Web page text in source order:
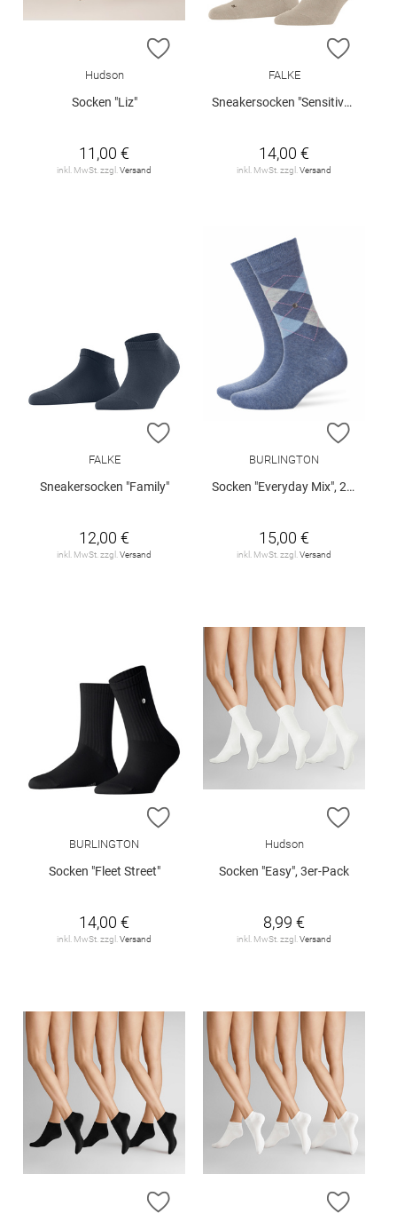
ZUR WUNSCHLISTE HINZUFÜGEN
Hudson
Socken "Liz"
11,00 €
inkl. MwSt. zzgl.Versand
ZUR
FALKE
Sneakersocken "Sensitive London"
14,00 €
inkl. MwSt. zzgl.Versand
ZUR WUNSCHLISTE HINZUFÜGEN
FALKE
Sneakersocken "Family"
12,00 €
inkl. MwSt. zzgl.Versand
ZUR
BURLINGTON
Socken "Everyday Mix", 2er-Pack
15,00 €
inkl. MwSt. zzgl.Versand
ZUR WUNSCHLISTE HINZUFÜGEN
BURLINGTON
Socken "Fleet Street"
14,00 €
inkl. MwSt. zzgl. Versand
ZUR
Hudson
Socken "Easy", 3er-Pack
8,99 €
inkl. MwSt. zzgl. Versand
ZUR WUNSCHLISTE HINZUFÜGEN
ZUR